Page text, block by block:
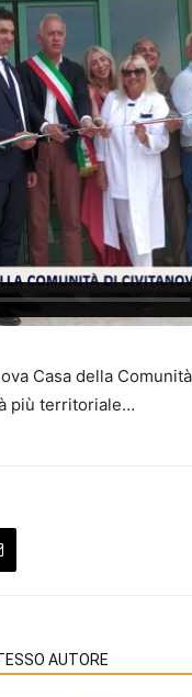
Casa della
più territoriale…
AUTORE